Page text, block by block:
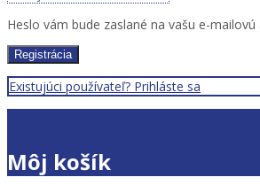
Heslo vám bude zaslané na vašu e-mailovú
Registrácia
Existujúci používateľ? Prihláste sa
Môj košík